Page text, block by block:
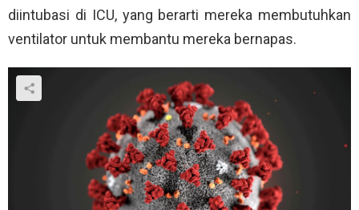
diintubasi di ICU, yang berarti mereka membutuhkan
ventilator untuk membantu mereka bernapas.